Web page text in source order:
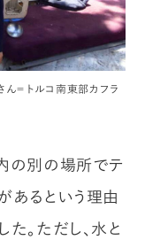
ん＝トルコ南東部カフラ
の別の場所でテ
あるという理由
。ただし、水と